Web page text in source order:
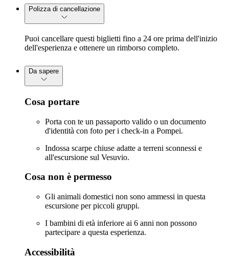
Polizza di cancellazione
Puoi cancellare questi biglietti fino a 24 ore prima dell'inizio
dell'esperienza e ottenere un rimborso completo.
Da sapere
Cosa portare
Porta con te un passaporto valido o un documento
d'identità con foto per i check-in a Pompei.
Indossa scarpe chiuse adatte a terreni sconnessi e
all'escursione sul Vesuvio.
Cosa non è permesso
Gli animali domestici non sono ammessi in questa
escursione per piccoli gruppi.
I bambini di età inferiore ai 6 anni non possono
partecipare a questa esperienza.
Accessibilità